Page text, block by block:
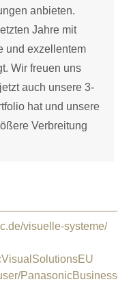
anbieten.
Jahre mit
und exzellentem
Wir freuen uns
auch unsere 3-
hat und unsere
Verbreitung
visuelle-systeme/
PanasonicBusiness